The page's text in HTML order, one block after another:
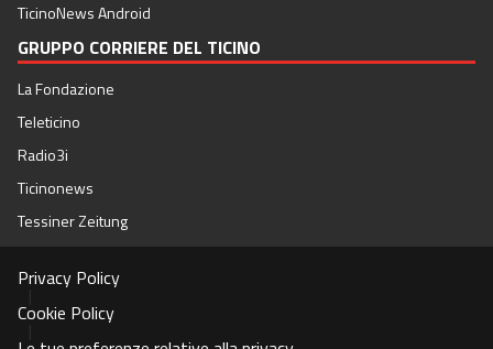
TicinoNews Android
GRUPPO CORRIERE DEL TICINO
La Fondazione
Teleticino
Radio3i
Ticinonews
Tessiner Zeitung
Privacy Policy
Cookie Policy